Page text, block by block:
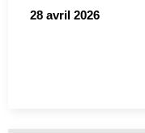
28 avril 2026